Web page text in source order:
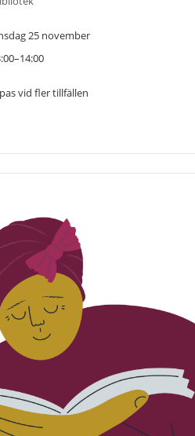
25 november
vid fler tillfällen